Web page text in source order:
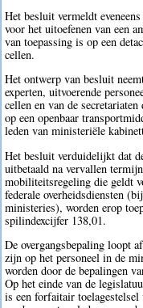
Het besluit vermeldt
voor het uitoefenen van een
van toepassing is op een
cellen.
Het ontwerp van besluit
experten, uitvoerende
cellen en van de
op een openbaar
leden van ministeriële
Het besluit verduidelijkt dat
uitbetaald na vervallen
mobiliteitsregeling die geldt
federale overheidsdiensten
ministeries), worden erop
spilindexcijfer 138,01.
De overgangsbepaling loopt
zijn op het personeel in de
worden door de bepalingen
Op het einde van de
is een forfaitair